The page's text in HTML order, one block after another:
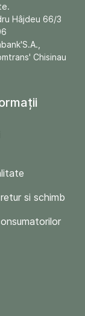
Hâjdeu 66/3
Chisinau
si schimb